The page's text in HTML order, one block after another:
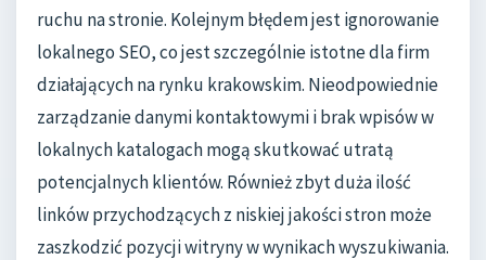
ruchu na stronie. Kolejnym błędem jest ignorowanie
lokalnego SEO, co jest szczególnie istotne dla firm
działających na rynku krakowskim. Nieodpowiednie
zarządzanie danymi kontaktowymi i brak wpisów w
lokalnych katalogach mogą skutkować utratą
potencjalnych klientów. Również zbyt duża ilość
linków przychodzących z niskiej jakości stron może
zaszkodzić pozycji witryny w wynikach wyszukiwania.